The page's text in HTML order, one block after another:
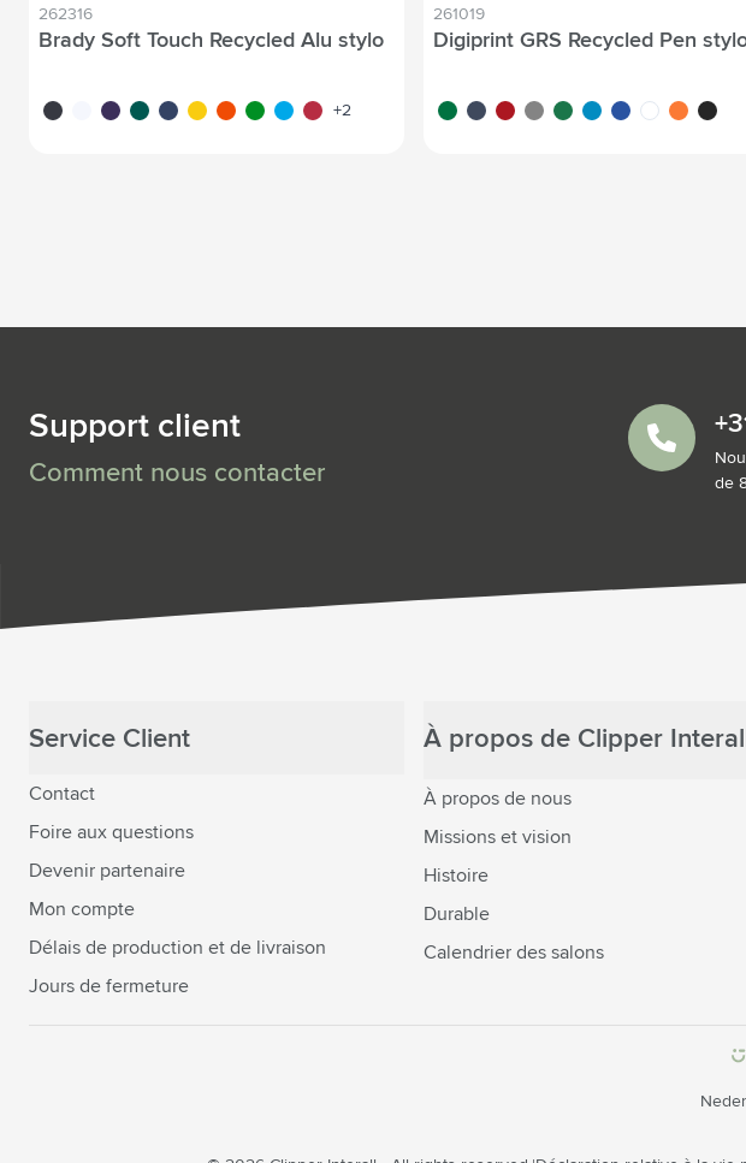
262316
Brady Soft Touch Recycled Alu stylo
noir blancpourpre
vert bleu jauneorangevert clairbleu clair
rouge+2
261019
Digiprint GRS Recycled Pen
vert/blanc
bleu foncé/blanc
blanc/rouge
gris/blanc
blanc/vert
blanc/bleu clair
blanc/bleu foncé
blanc/blanc
blanc/noir/
Support client
Comment nous contacter
de
Service Client
Contact
Foire aux questions
Devenir partenaire
Mon compte
Délais de production et de livraison
Jours de fermeture
À propos de Clipper Interall
À propos de nous
Missions et vision
Histoire
Durable
Calendrier des salons